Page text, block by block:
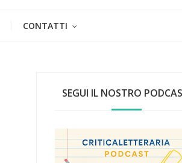
CONTATTI
SEGUI IL NOSTRO